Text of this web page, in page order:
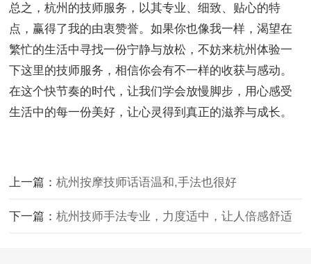
总之，杭州的技师服务，以其专业、细致、贴心的特
点，赢得了我的由衷赞誉。如果你也像我一样，渴望在
繁忙的生活中寻找一份宁静与放松，不妨来杭州体验一
下这里的技师服务，相信你会有不一样的收获与感动。
在这个快节奏的时代，让我们学会放慢脚步，用心感受
生活中的每一份美好，让心灵得到真正的滋养与成长。
上一篇：杭州按摩技师话语温和,手法也很好
下一篇：杭州技师手法专业，力度适中，让人倍感舒适